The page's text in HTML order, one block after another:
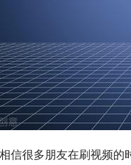
相信很多朋友在刷视频的